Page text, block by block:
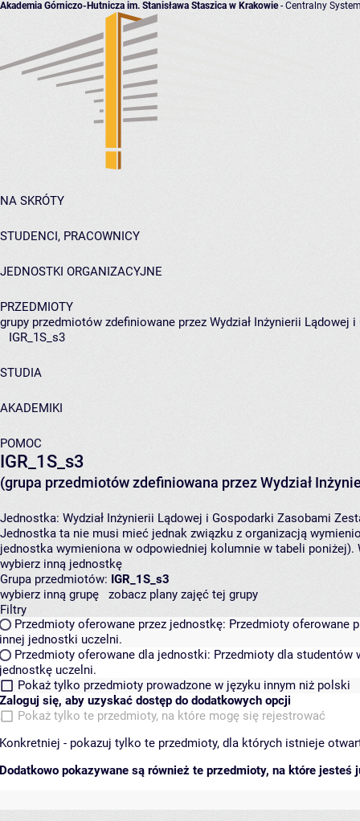
Akademia Górniczo-Hutnicza im. Stanisława Staszica w Krakowie- Centralny
NA SKRÓTY
STUDENCI, PRACOWNICY
JEDNOSTKI ORGANIZACYJNE
PRZEDMIOTY
grupy przedmiotów zdefiniowane przez Wydział Inżynierii Lądowej
IGR_1S_s3
STUDIA
AKADEMIKI
POMOC
IGR_1S_s3
(grupa przedmiotów zdefiniowana przez Wydział
Jednostka: Wydział Inżynierii Lądowej i Gospodarki Zasobami
Jednostka ta nie musi mieć jednak związku z organizacją
jednostka wymieniona w odpowiedniej kolumnie w tabeli
wybierz inną jednostkę
Grupa przedmiotów: IGR_1S_s3
wybierz inną grupę
zobacz plany zajęć tej grupy
Filtry
Przedmioty oferowane przez jednostkę: Przedmioty oferowane
innej jednostki uczelni.
Przedmioty oferowane dla jednostki: Przedmioty dla studentów
jednostkę uczelni.
Pokaż tylko przedmioty prowadzone w języku innym niż polski
Zaloguj się, aby uzyskać dostęp do dodatkowych opcji
Pokaż tylko te przedmioty, na które mogę się rejestrować
Konkretniej - pokazuj tylko te przedmioty, dla których istnieje
Dodatkowo pokazywane są również te przedmioty, na które jesteś